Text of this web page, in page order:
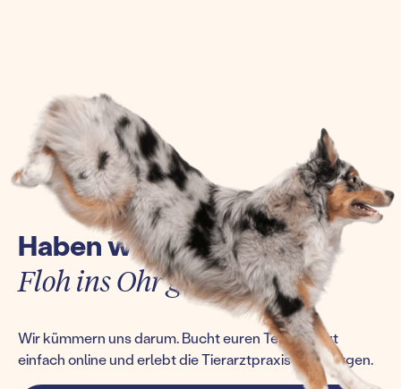
Haben wir euch einen
Floh ins Ohr gesetzt?
Wir kümmern uns darum. Bucht euren Termin jetzt
einfach online und erlebt die Tierarztpraxis von morgen.